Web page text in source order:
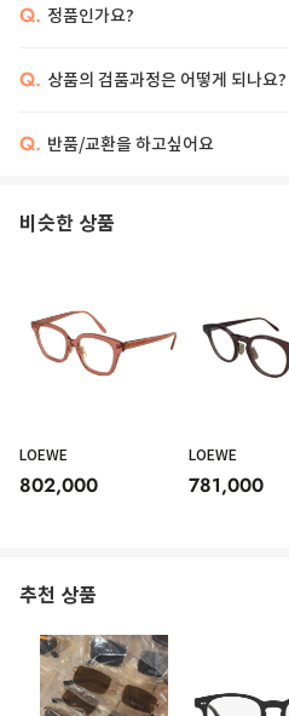
Q. 정품인가요?
Q. 상품의 검품과정은 어떻게 되나요?
Q. 반품/교환을 하고싶어요
비슷한 상품
LOEWE
802,000
LOEWE
781,000
추천 상품